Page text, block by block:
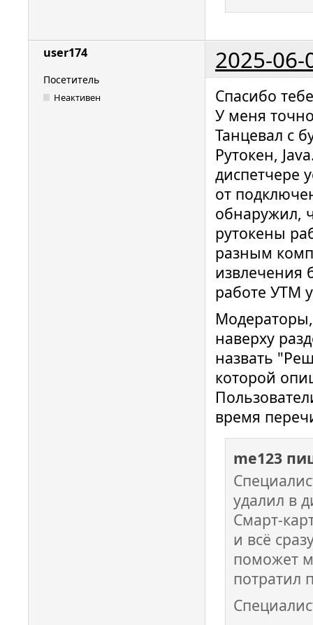
user174 2025-06-
Посетитель
Неактивен
Спасибо
У меня
Танцевал с
Рутокен,
диспетчере
от
обнаружил,
рутокены
разным
извлечения
работе УТМ
наверху
назвать
которой
время
me123
удалил в
Смарт-
и всё
поможет
потратил